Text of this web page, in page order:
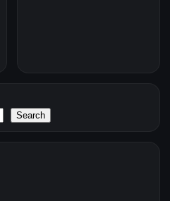
Search